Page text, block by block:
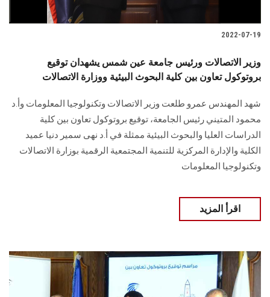
2022-07-19
وزير الاتصالات ورئيس جامعة عين شمس يشهدان توقيع
بروتوكول تعاون بين كلية البحوث البيئية ووزارة الاتصالات
شهد المهندس عمرو طلعت وزير الاتصالات وتكنولوجيا المعلومات وأ.د
محمود المتيني رئيس الجامعة، توقيع بروتوكول تعاون بين كلية
الدراسات العليا والبحوث البيئية ممثلة في أ.د نهى سمير دنيا عميد
الكلية والإدارة المركزية للتنمية المجتمعية الرقمية بوزارة الاتصالات
وتكنولوجيا المعلومات
اقرأ المزيد